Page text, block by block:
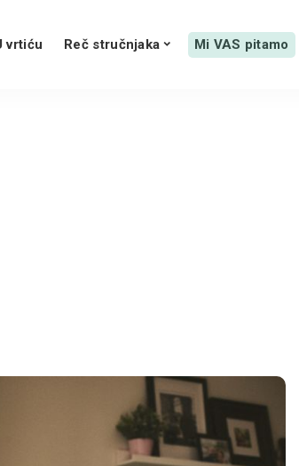
vrtiću Reč stručnjaka Mi VAS pitamo